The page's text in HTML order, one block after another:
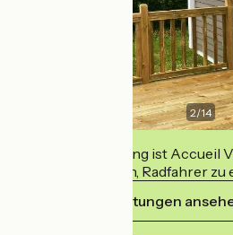
2/14
Diese Einrichtung ist Accueil
verpflichtet sich, Radfahrer zu
Ihre Verpflichtungen